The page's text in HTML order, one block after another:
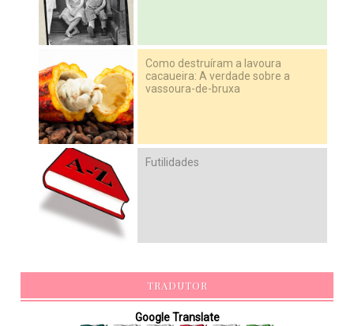
Como destruíram a lavoura
cacaueira: A verdade sobre a
vassoura-de-bruxa
Futilidades
TRADUTOR
Google Translate